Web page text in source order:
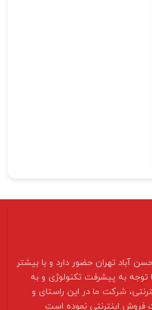
30 ساله در بازار حسن آباد تهران حضور دارد و با بیشتر
توجه به پیشرفت تکنولوژی و به
شرکت ما در این راستای و
اینترنتی نموده است